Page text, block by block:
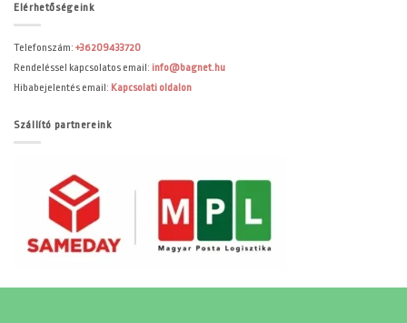
Elérhetőségeink
Telefonszám: +36209433720
Rendeléssel kapcsolatos email: info@bagnet.hu
Hibabejelentés email: Kapcsolati oldalon
Szállító partnereink